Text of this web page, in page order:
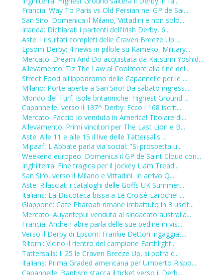
Francia: Way To Paris vs Old Persian nel GP de Sai...
San Siro: Domenica il Milano, Vittadini e non solo...
Irlanda: Dichiarati i partenti dell'Irish Derby, 6...
Aste: I risultati completi delle Craven Breeze Up ...
Epsom Derby: 4 news in pillole su Kameko, Military...
Mercato: Dream And Do acquistata da Katsumi Yoshid...
Allevamento: Tiz The Law al Coolmore alla fine del...
Street Food all'ippodromo delle Capannelle per le ...
Milano: Porte aperte a San Siro! Da sabato ingress...
Mondo del Turf, isole britanniche: Highest Ground ...
Capannelle, verso il 137^ Derby: Ecco i 168 iscrit...
Mercato: Faccio Io venduta in America! Titolare di...
Allevamento: Primi vincitori per The Last Lion e B...
Aste: Alle 11 e alle 15 il live delle Tattersalls ...
Mipaaf, L'Abbate parla via social: "Si prospetta u...
Weekend europeo: Domenica il GP de Saint Cloud con...
Inghilterra: Fine tragica per il jockey Liam Tread...
San Siro, verso il Milano e Vittadini. In arrivo Q...
Aste: Rilasciati i cataloghi delle Goffs UK Summer...
Italians: La Discoteca bissa a Le Croisé-Laroche! ...
Giappone: Cafe Pharoah rimane imbattuto in 3 uscit...
Mercato: Auyantepui venduta al sindacato australia...
Francia: Andre Fabre parla delle sue pedine in vis...
Verso il Derby di Epsom: Frankie Dettori ingaggiat...
Ritorni: Vicino il rientro del campione Earthlight...
Tattersalls: Il 25 le Craven Breeze Up, si potrà c...
Italians: Prima Graded americana per Umberto Rispo...
Capannelle: Baptism stacca il ticket verso il Derb...